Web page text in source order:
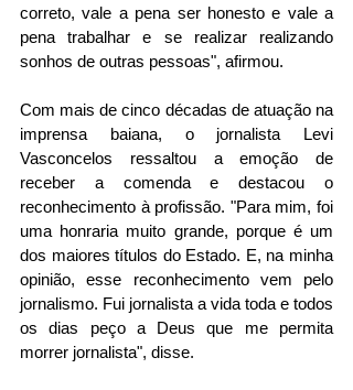
correto, vale a pena ser honesto e vale a
pena trabalhar e se realizar realizando
sonhos de outras pessoas", afirmou.
Com mais de cinco décadas de atuação na
imprensa baiana, o jornalista Levi
Vasconcelos ressaltou a emoção de
receber a comenda e destacou o
reconhecimento à profissão. "Para mim, foi
uma honraria muito grande, porque é um
dos maiores títulos do Estado. E, na minha
opinião, esse reconhecimento vem pelo
jornalismo. Fui jornalista a vida toda e todos
os dias peço a Deus que me permita
morrer jornalista", disse.